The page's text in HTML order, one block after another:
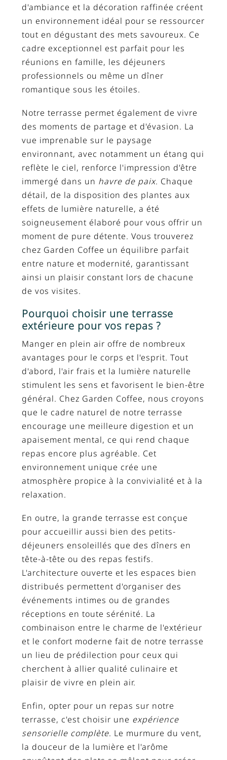
d'ambiance et la décoration raffinée créent
un environnement idéal pour se ressourcer
tout en dégustant des mets savoureux. Ce
cadre exceptionnel est parfait pour les
réunions en famille, les déjeuners
professionnels ou même un dîner
romantique sous les étoiles.
Notre terrasse permet également de vivre
des moments de partage et d'évasion. La
vue imprenable sur le paysage
environnant, avec notamment un étang qui
reflète le ciel, renforce l'impression d'être
immergé dans un havre de paix. Chaque
détail, de la disposition des plantes aux
effets de lumière naturelle, a été
soigneusement élaboré pour vous offrir un
moment de pure détente. Vous trouverez
chez Garden Coffee un équilibre parfait
entre nature et modernité, garantissant
ainsi un plaisir constant lors de chacune
de vos visites.
Pourquoi choisir une terrasse
extérieure pour vos repas ?
Manger en plein air offre de nombreux
avantages pour le corps et l'esprit. Tout
d'abord, l'air frais et la lumière naturelle
stimulent les sens et favorisent le bien-être
général. Chez Garden Coffee, nous croyons
que le cadre naturel de notre terrasse
encourage une meilleure digestion et un
apaisement mental, ce qui rend chaque
repas encore plus agréable. Cet
environnement unique crée une
atmosphère propice à la convivialité et à la
relaxation.
En outre, la grande terrasse est conçue
pour accueillir aussi bien des petits-
déjeuners ensoleillés que des dîners en
tête-à-tête ou des repas festifs.
L'architecture ouverte et les espaces bien
distribués permettent d'organiser des
événements intimes ou de grandes
réceptions en toute sérénité. La
combinaison entre le charme de l'extérieur
et le confort moderne fait de notre terrasse
un lieu de prédilection pour ceux qui
cherchent à allier qualité culinaire et
plaisir de vivre en plein air.
Enfin, opter pour un repas sur notre
terrasse, c'est choisir une expérience
sensorielle complète. Le murmure du vent,
la douceur de la lumière et l'arôme